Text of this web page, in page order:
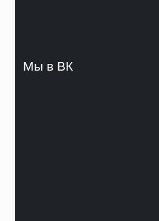
Мы в ВК